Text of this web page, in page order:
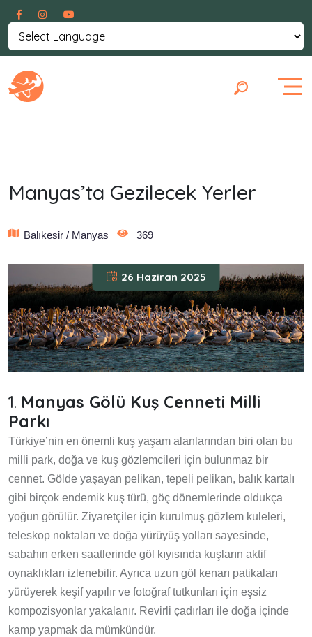
Manyas’ta Gezilecek Yerler
Balıkesir / Manyas 369
26 Haziran 2025
1. Manyas Gölü Kuş Cenneti Milli
Parkı
Türkiye’nin en önemli kuş yaşam alanlarından biri olan bu
milli park, doğa ve kuş gözlemcileri için bulunmaz bir
cennet. Gölde yaşayan pelikan, tepeli pelikan, balık kartalı
gibi birçok endemik kuş türü, göç dönemlerinde oldukça
yoğun görülür. Ziyaretçiler için kurulmuş gözlem kuleleri,
teleskop noktaları ve doğa yürüyüş yolları sayesinde,
sabahın erken saatlerinde göl kıyısında kuşların aktif
oynaklıkları izlenebilir. Ayrıca uzun göl kenarı patikaları
yürüyerek keşif yapılır ve fotoğraf tutkunları için eşsiz
kompozisyonlar yakalanır. Revirli çadırları ile doğa içinde
kamp yapmak da mümkündür.